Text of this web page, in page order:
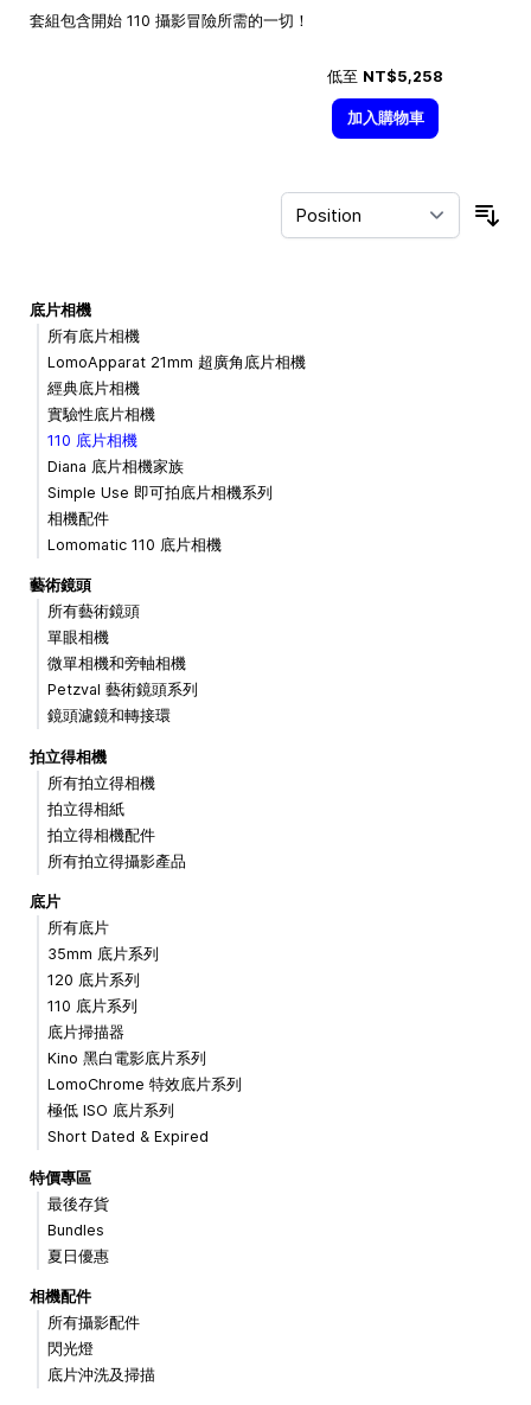
套組包含開始 110 攝影冒險所需的一切！
低至 NT$5,258
加入購物車
底片相機
所有底片相機
LomoApparat 21mm 超廣角底片相機
經典底片相機
實驗性底片相機
110 底片相機
Diana 底片相機家族
Simple Use 即可拍底片相機系列
相機配件
Lomomatic 110 底片相機
藝術鏡頭
所有藝術鏡頭
單眼相機
微單相機和旁軸相機
Petzval 藝術鏡頭系列
鏡頭濾鏡和轉接環
拍立得相機
所有拍立得相機
拍立得相紙
拍立得相機配件
所有拍立得攝影產品
底片
所有底片
35mm 底片系列
120 底片系列
110 底片系列
底片掃描器
Kino 黑白電影底片系列
LomoChrome 特效底片系列
極低 ISO 底片系列
Short Dated & Expired
特價專區
最後存貨
Bundles
夏日優惠
相機配件
所有攝影配件
閃光燈
底片沖洗及掃描